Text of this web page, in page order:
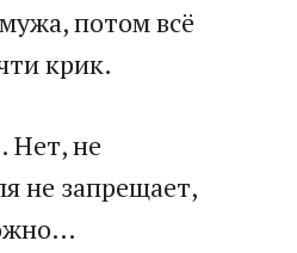
потом всё
крик.
Нет, не
не запрещает,